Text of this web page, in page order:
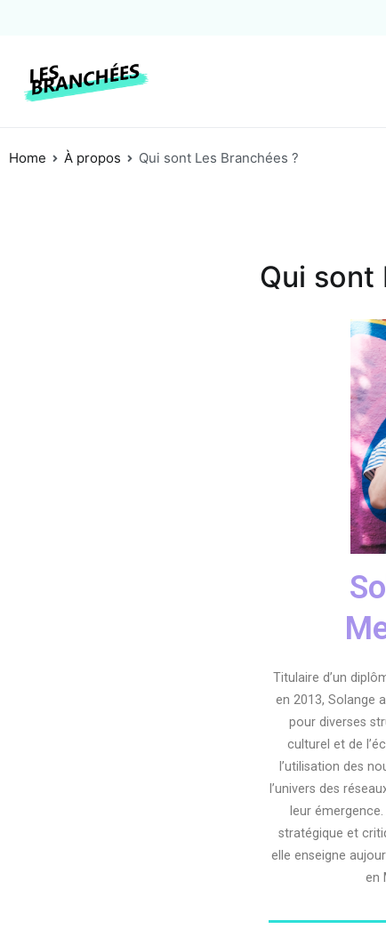
Home À propos Qui sont Les Branchées ?
Qui sont
Titulaire d’un
en 2013, Solange
pour diverses
culturel et de
l’utilisation des
l’univers des
leur
stratégique et
elle enseigne
en